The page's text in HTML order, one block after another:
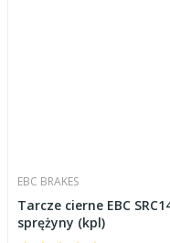
EBC BRAKES
Tarcze cierne EBC
sprężyny (kpl)